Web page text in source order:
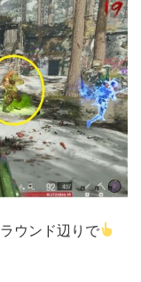
ウンド辺りで